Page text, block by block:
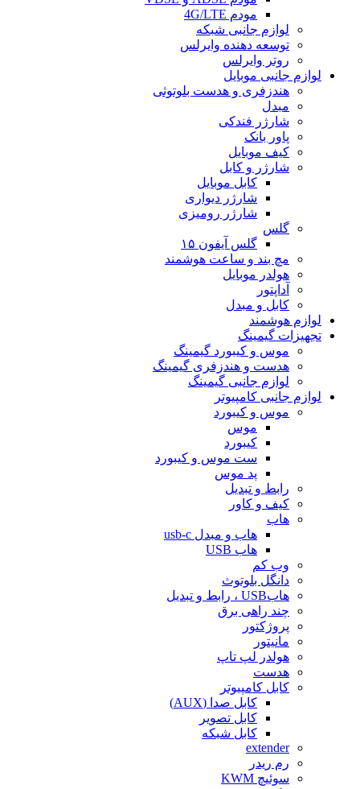
مودم 4G/LTE
لوازم جانبی شبکه
توسعه دهنده وایرلس
روتر وایرلس
لوازم جانبی موبایل
هندزفری و هدست بلوتوثی
مبدل
شارژر فندکی
پاور بانک
کیف موبایل
شارژر و کابل
کابل موبایل
شارژر دیواری
شارژر رومیزی
گلس
گلس آیفون ۱۵
مچ بند و ساعت هوشمند
هولدر موبایل
آداپتور
کابل و مبدل
لوازم هوشمند
تجهیزات گیمینگ
موس و کیبورد گیمینگ
هدست و هندزفری گیمینگ
لوازم جانبی گیمینگ
لوازم جانبی کامپیوتر
موس و کیبورد
موس
کیبورد
ست موس و کیبورد
پد موس
رابط و تبدیل
کیف و کاور
هاب
هاب و مبدل usb-c
هاب USB
وب کم
دانگل بلوتوث
هابUSB ، رابط و تبدیل
چند راهی برق
پروژکتور
مانیتور
هولدر لپ تاپ
هدست
کابل کامپیوتر
کابل صدا (AUX)
کابل تصویر
کابل شبکه
extender
رم ریدر
سوئیچ KWM